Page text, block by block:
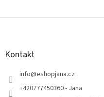
Z
Kontakt
info@eshopjana.cz
+420777450360 - Jana